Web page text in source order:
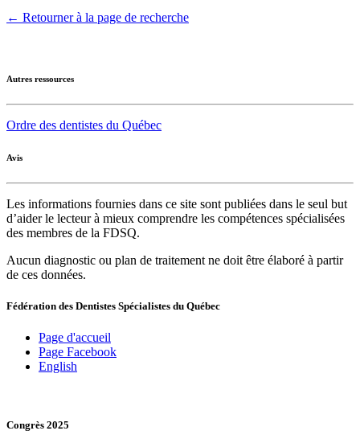
← Retourner à la page de recherche
Autres ressources
Ordre des dentistes du Québec
Avis
Les informations fournies dans ce site sont publiées dans le seul but
d’aider le lecteur à mieux comprendre les compétences spécialisées
des membres de la FDSQ.
Aucun diagnostic ou plan de traitement ne doit être élaboré à partir
de ces données.
Fédération des Dentistes Spécialistes du Québec
Page d'accueil
Page Facebook
English
Congrès 2025